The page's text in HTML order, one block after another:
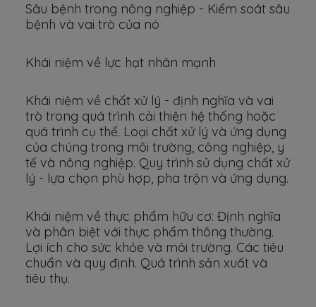
Sâu bệnh trong nông nghiệp - Kiểm soát sâu
bệnh và vai trò của nó
Khái niệm về lực hạt nhân mạnh
Khái niệm về chất xử lý - định nghĩa và vai
trò trong quá trình cải thiện hệ thống hoặc
quá trình cụ thể. Loại chất xử lý và ứng dụng
của chúng trong môi trường, công nghiệp, y
tế và nông nghiệp. Quy trình sử dụng chất xử
lý - lựa chọn phù hợp, pha trộn và ứng dụng.
Khái niệm về thực phẩm hữu cơ: Định nghĩa
và phân biệt với thực phẩm thông thường.
Lợi ích cho sức khỏe và môi trường. Các tiêu
chuẩn và quy định. Quá trình sản xuất và
tiêu thụ.